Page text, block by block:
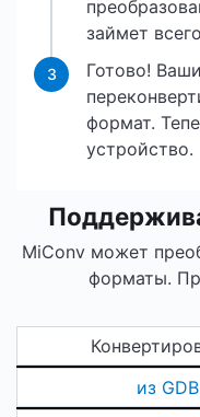
займет
3
Готово!
формат.
устройство.
MiConv может
форматы.
из